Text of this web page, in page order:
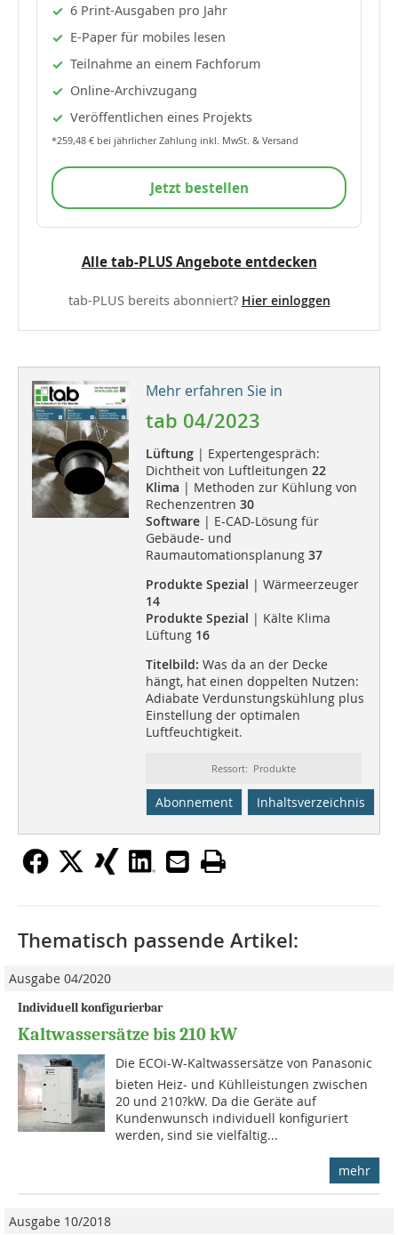
6 Print-Ausgaben pro Jahr
E-Paper für mobiles lesen
Teilnahme an einem Fachforum
Online-Archivzugang
Veröffentlichen eines Projekts
*259,48 € bei jährlicher Zahlung inkl. MwSt. & Versand
Jetzt bestellen
Alle tab-PLUS Angebote entdecken
tab-PLUS bereits abonniert? Hier einloggen
Mehr erfahren Sie in
tab 04/2023
Lüftung | Expertengespräch:
Dichtheit von Luftleitungen 22
Klima | Methoden zur Kühlung von
Rechenzentren 30
Software| E-CAD-Lösung für
Gebäude- und
Raumautomationsplanung 37
Produkte Spezial | Wärmeerzeuger
14
Produkte Spezial | Kälte Klima
Lüftung 16
Titelbild: Was da an der Decke
hängt, hat einen doppelten Nutzen:
Adiabate Verdunstungskühlung plus
Einstellung der optimalen
Luftfeuchtigkeit.
Ressort: Produkte
Abonnement Inhaltsverzeichnis
Thematisch passende Artikel:
Ausgabe 04/2020
Individuell konfigurierbar
Kaltwassersätze bis 210 kW
Die ECOi-W-Kaltwassersätze von Panasonic
bieten Heiz- und Kühlleis­tungen zwischen
20 und 210?kW. Da die Geräte auf
Kundenwunsch individuell konfiguriert
werden, sind sie vielfältig...
mehr
Ausgabe 10/2018